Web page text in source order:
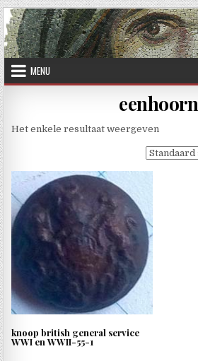
Skip to content
MENU
eenhoorn
Het enkele resultaat weergeven
knoop british general service
WWI en WWII-55-1